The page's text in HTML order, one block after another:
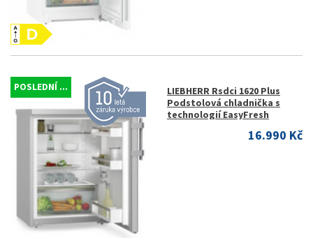
POSLEDNÍ ...
LIEBHERR Rsdci 1620 Plus
Podstolová chladnička s
technologií EasyFresh
16.990 Kč